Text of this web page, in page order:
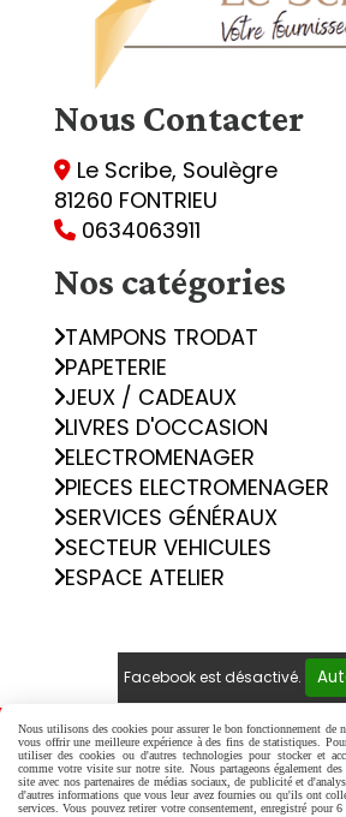
Nous Contacter
 Le Scribe, Soulègre
81260 FONTRIEU
 0634063911
Nos catégories
TAMPONS TRODAT
PAPETERIE
JEUX / CADEAUX
LIVRES D'OCCASION
ELECTROMENAGER
PIECES ELECTROMENAGER
SERVICES GÉNÉRAUX
SECTEUR VEHICULES
ESPACE ATELIER
Facebook est désactivé.
Mentions Légales
Conditions
Politique de confidentialité
Mon Compte
Créer un
Nous utilisons des cookies pour assurer le bon fonctionnement de
vous offrir une meilleure expérience à des fins de statistiques.
utiliser des cookies ou d'autres technologies pour stocker et
comme votre visite sur notre site. Nous partageons également
site avec nos partenaires de médias sociaux, de publicité et
d'autres informations que vous leur avez fournies ou qu'ils ont
services. Vous pouvez retirer votre consentement, enregistré pour